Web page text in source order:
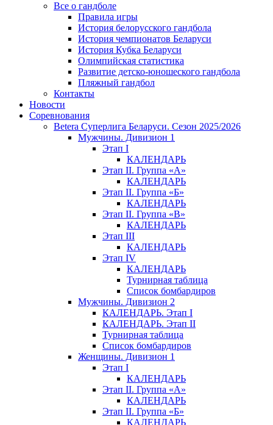
Все о гандболе
Правила игры
История белорусского гандбола
История чемпионатов Беларуси
История Кубка Беларуси
Олимпийская статистика
Развитие детско-юношеского гандбола
Пляжный гандбол
Контакты
Новости
Соревнования
Betera Суперлига Беларуси. Сезон 2025/2026
Мужчины. Дивизион 1
Этап I
КАЛЕНДАРЬ
Этап II. Группа «А»
КАЛЕНДАРЬ
Этап II. Группа «Б»
КАЛЕНДАРЬ
Этап II. Группа «В»
КАЛЕНДАРЬ
Этап III
КАЛЕНДАРЬ
Этап IV
КАЛЕНДАРЬ
Турнирная таблица
Список бомбардиров
Мужчины. Дивизион 2
КАЛЕНДАРЬ. Этап I
КАЛЕНДАРЬ. Этап II
Турнирная таблица
Список бомбардиров
Женщины. Дивизион 1
Этап I
КАЛЕНДАРЬ
Этап II. Группа «А»
КАЛЕНДАРЬ
Этап II. Группа «Б»
КАЛЕНДАРЬ